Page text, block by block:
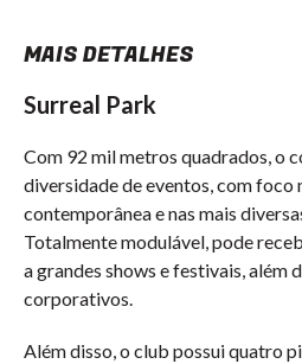
MAIS DETALHES
Surreal Park
Com 92 mil metros quadrados, o
diversidade de eventos, com foco
contemporânea e nas mais
Totalmente modulável, pode
a grandes shows e festivais, além
corporativos.
Além disso, o club possui quatro